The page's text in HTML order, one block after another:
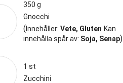
350 g
Gnocchi
(Innehåller: Vete, Gluten Kan
innehålla spår av: Soja, Senap)
1 st
Zucchini